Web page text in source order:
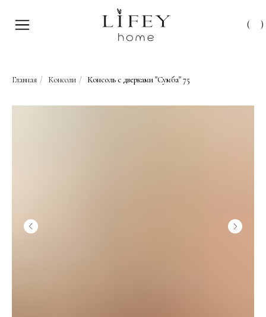
( )
Главная / Консоли / Консоль с дверками "Сумба" 75